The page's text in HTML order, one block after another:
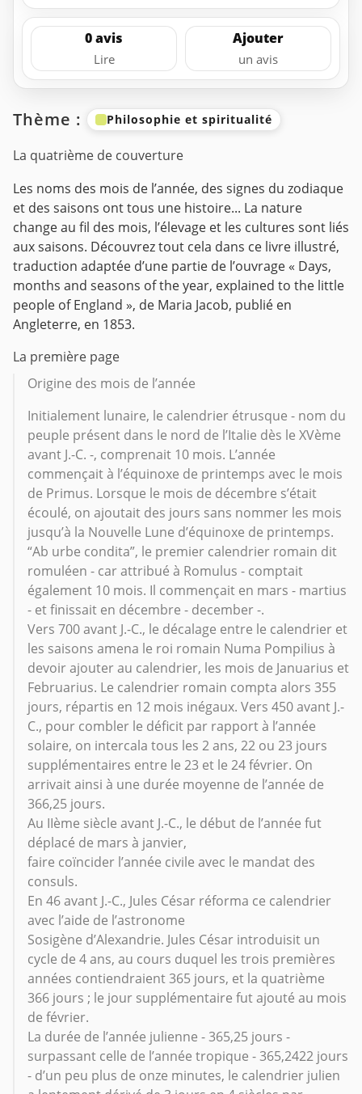
0 avis
Lire
Ajouter
un avis
Thème : Philosophie et spiritualité
La quatrième de couverture
Les noms des mois de l’année, des signes du zodiaque
et des saisons ont tous une histoire... La nature
change au fil des mois, l’élevage et les cultures sont liés
aux saisons. Découvrez tout cela dans ce livre illustré,
traduction adaptée d’une partie de l’ouvrage « Days,
months and seasons of the year, explained to the little
people of England », de Maria Jacob, publié en
Angleterre, en 1853.
La première page
Origine des mois de l’année
Initialement lunaire, le calendrier étrusque - nom du
peuple présent dans le nord de l’Italie dès le XVème
avant J.-C. -, comprenait 10 mois. L’année
commençait à l’équinoxe de printemps avec le mois
de Primus. Lorsque le mois de décembre s’était
écoulé, on ajoutait des jours sans nommer les mois
jusqu’à la Nouvelle Lune d’équinoxe de printemps.
“Ab urbe condita”, le premier calendrier romain dit
romuléen - car attribué à Romulus - comptait
également 10 mois. Il commençait en mars - martius
- et finissait en décembre - december -.
Vers 700 avant J.-C., le décalage entre le calendrier et
les saisons amena le roi romain Numa Pompilius à
devoir ajouter au calendrier, les mois de Januarius et
Februarius. Le calendrier romain compta alors 355
jours, répartis en 12 mois inégaux. Vers 450 avant J.-
C., pour combler le déficit par rapport à l’année
solaire, on intercala tous les 2 ans, 22 ou 23 jours
supplémentaires entre le 23 et le 24 février. On
arrivait ainsi à une durée moyenne de l’année de
366,25 jours.
Au IIème siècle avant J.-C., le début de l’année fut
déplacé de mars à janvier,
faire coïncider l’année civile avec le mandat des
consuls.
En 46 avant J.-C., Jules César réforma ce calendrier
avec l’aide de l’astronome
Sosigène d’Alexandrie. Jules César introduisit un
cycle de 4 ans, au cours duquel les trois premières
années contiendraient 365 jours, et la quatrième
366 jours ; le jour supplémentaire fut ajouté au mois
de février.
La durée de l’année julienne - 365,25 jours -
surpassant celle de l’année tropique - 365,2422 jours
- d’un peu plus de onze minutes, le calendrier julien